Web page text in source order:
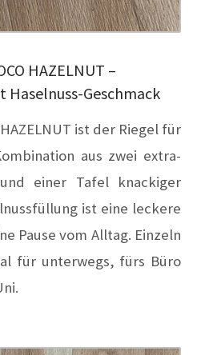
HAZELNUT –
Haselnuss-Geschmack
ist der Riegel für
aus zwei extra-
einer Tafel knackiger
ist eine leckere
Pause vom Alltag. Einzeln
für unterwegs, fürs Büro